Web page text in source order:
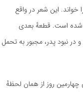
این شعر در واقع
شده است. قطعهٔ بعدی
نبود پدر، مجبور به تحمل
روز از همان لحظهٔ